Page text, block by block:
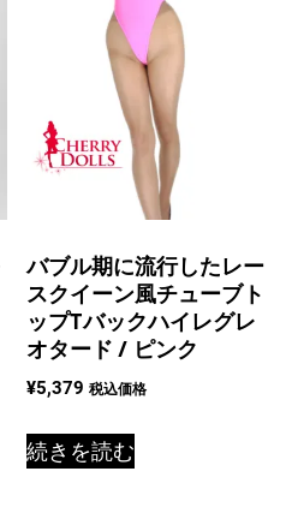
バブル期に流行したレー
スクイーン風チューブト
ップTバックハイレグレ
オタード / ピンク
¥5,379 税込価格
続きを読む